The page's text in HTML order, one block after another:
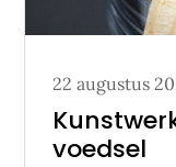
Posted
on
22 augustus
voedsel